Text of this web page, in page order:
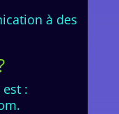
à des
est :